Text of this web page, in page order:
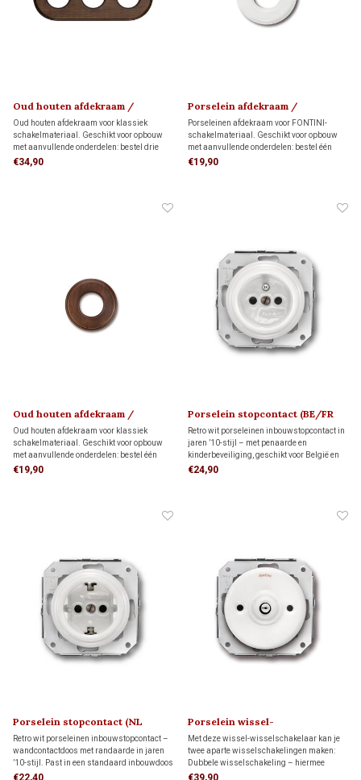
Oud houten afdekraam /
montageplaat 1910
Oud houten afdekraam voor klassiek
schakelmateriaal. Geschikt voor opbouw
met aanvullende onderdelen: bestel drie
montageringen voor directe wandmontage
€34,90
Porselein afdekraam /
montageplaat 1910
Porseleinen afdekraam voor FONTINI-
schakelmateriaal. Geschikt voor opbouw
met aanvullende onderdelen: bestel één
montagering voor directe wandmontage of
€19,90
Oud houten afdekraam /
montageplaat 1910
Oud houten afdekraam voor klassiek
schakelmateriaal. Geschikt voor opbouw
met aanvullende onderdelen: bestel één
montagering voor directe wandmontage of
€19,90
Porselein stopcontact (BE/FR
kindveilig) 1910
Retro wit porseleinen inbouwstopcontact in
jaren ’10-stijl – met penaarde en
kinderbeveiliging, geschikt voor België en
Frankrijk. Past in een standaard
€24,90
Porselein stopcontact (NL
kindveilig) 1910
Retro wit porseleinen inbouwstopcontact –
wandcontactdoos met randaarde in jaren
’10-stijl. Past in een standaard inbouwdoos
en combineert klassieke uitstraling met
Porselein wissel-
wisselschakelaar 1910
Met deze wissel-wisselschakelaar kan je
twee aparte wisselschakelingen maken:
Dubbele wisselschakeling – hiermee
bedien je twee lampen onafhankelijk van